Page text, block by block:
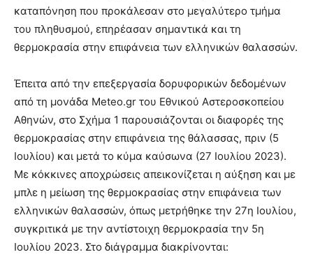
καταπόνηση που προκάλεσαν στο μεγαλύτερο τμήμα
του πληθυσμού, επηρέασαν σημαντικά και τη
θερμοκρασία στην επιφάνεια των ελληνικών θαλασσών.
Έπειτα από την επεξεργασία δορυφορικών δεδομένων
από τη μονάδα Meteo.gr του Εθνικού Αστεροσκοπείου
Αθηνών, στο Σχήμα 1 παρουσιάζονται οι διαφορές της
θερμοκρασίας στην επιφάνεια της θάλασσας, πριν (5
Ιουλίου) και μετά το κύμα καύσωνα (27 Ιουλίου 2023).
Με κόκκινες αποχρώσεις απεικονίζεται η αύξηση και με
μπλε η μείωση της θερμοκρασίας στην επιφάνεια των
ελληνικών θαλασσών, όπως μετρήθηκε την 27η Ιουλίου,
συγκριτικά με την αντίστοιχη θερμοκρασία την 5η
Ιουλίου 2023. Στο διάγραμμα διακρίνονται: